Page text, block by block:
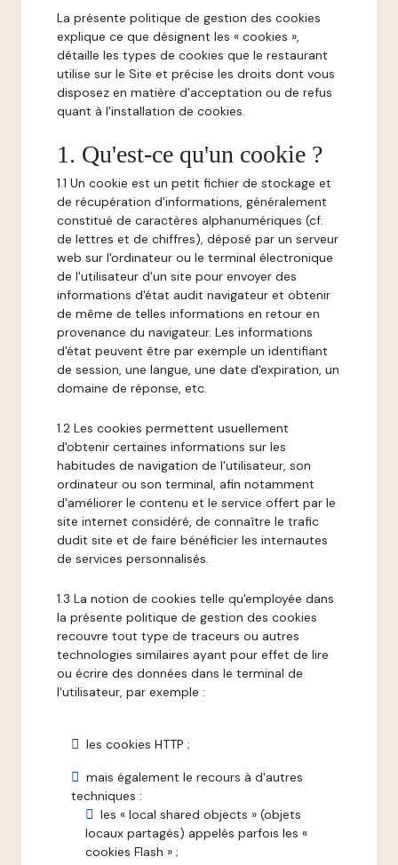
La présente politique de gestion des cookies
explique ce que désignent les « cookies »,
détaille les types de cookies que le restaurant
utilise sur le Site et précise les droits dont vous
disposez en matière d'acceptation ou de refus
quant à l'installation de cookies.
1. Qu'est-ce qu'un cookie ?
1.1 Un cookie est un petit fichier de stockage et
de récupération d'informations, généralement
constitué de caractères alphanumériques (cf.
de lettres et de chiffres), déposé par un serveur
web sur l'ordinateur ou le terminal électronique
de l'utilisateur d'un site pour envoyer des
informations d'état audit navigateur et obtenir
de même de telles informations en retour en
provenance du navigateur. Les informations
d'état peuvent être par exemple un identifiant
de session, une langue, une date d'expiration, un
domaine de réponse, etc.
1.2 Les cookies permettent usuellement
d'obtenir certaines informations sur les
habitudes de navigation de l'utilisateur, son
ordinateur ou son terminal, afin notamment
d'améliorer le contenu et le service offert par le
site internet considéré, de connaître le trafic
dudit site et de faire bénéficier les internautes
de services personnalisés.
1.3 La notion de cookies telle qu'employée dans
la présente politique de gestion des cookies
recouvre tout type de traceurs ou autres
technologies similaires ayant pour effet de lire
ou écrire des données dans le terminal de
l'utilisateur, par exemple :
les cookies HTTP ;
mais également le recours à d'autres
techniques :
les « local shared objects » (objets
locaux partagés) appelés parfois les «
cookies Flash » ;